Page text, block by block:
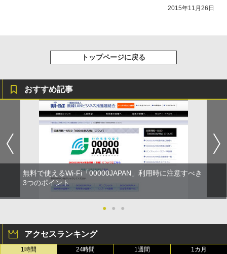
2015年11月26日
トップページに戻る
おすすめ記事
無料で使えるWi-Fi「00000JAPAN」利用時に注意すべき
3つのポイント
● ● ●
アクセスランキング
1時間 24時間 1週間 1カ月